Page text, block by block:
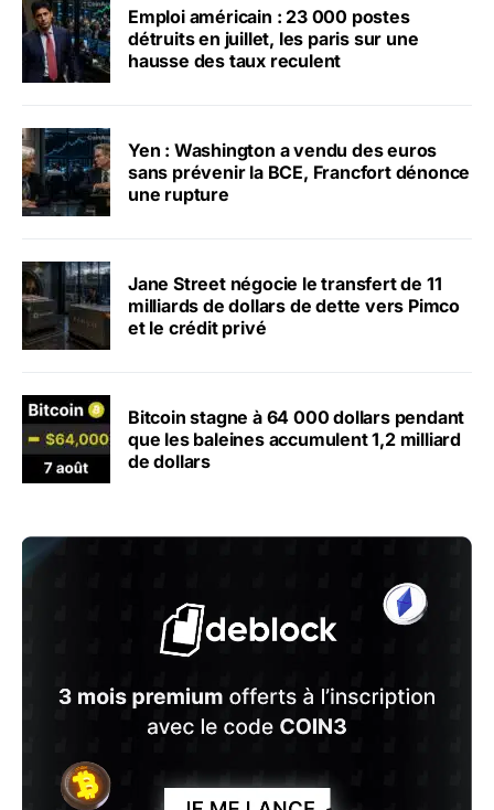
Emploi américain : 23 000 postes
détruits en juillet, les paris sur une
hausse des taux reculent
Yen : Washington a vendu des euros
sans prévenir la BCE, Francfort dénonce
une rupture
Jane Street négocie le transfert de 11
milliards de dollars de dette vers Pimco
et le crédit privé
Bitcoin stagne à 64 000 dollars pendant
que les baleines accumulent 1,2 milliard
de dollars